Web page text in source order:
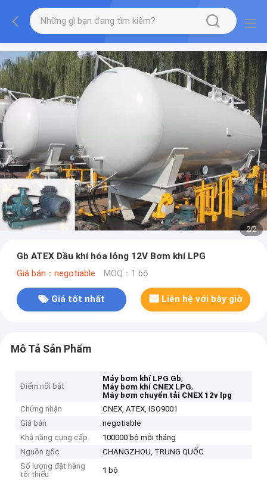
2/2
Gb ATEX Dầu khí hóa lỏng 12V Bơm khí LPG
Giá bán：negotiable MOQ：1 bộ
Giá tốt nhất Liên hệ với bây giờ
Mô Tả Sản Phẩm
Điểm nổi bật
Máy bơm khí LPG Gb,
Máy bơm khí CNEX LPG,
Máy bơm chuyển tải CNEX 12v lpg
Chứng nhận
CNEX, ATEX, ISO9001
Giá bán
negotiable
Khả năng cung cấp
100000 bộ mỗi tháng
Nguồn gốc
CHANGZHOU, TRUNG QUỐC
Số lượng đặt hàng
tối thiểu
1 bộ